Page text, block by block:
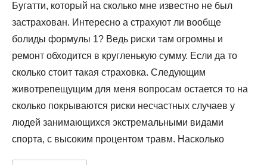
Бугатти, который на сколько мне известно не был
застрахован. Интересно а страхуют ли вообще
болиды формулы 1? Ведь риски там огромны и
ремонт обходится в кругленькую сумму. Если да то
сколько стоит такая страховка. Следующим
животрепещущим для меня вопросам остается то на
сколько покрываются риски несчастных случаев у
людей занимающихся экстремальными видами
спорта, с высоким процентом травм. Насколько